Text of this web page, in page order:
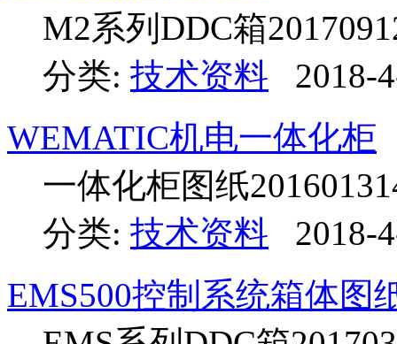
M2系列DDC箱
分类: 技术资料
2018-
WEMATIC机电一体化柜
一体化柜图纸
分类: 技术资料
2018-
EMS500控制系统箱体图